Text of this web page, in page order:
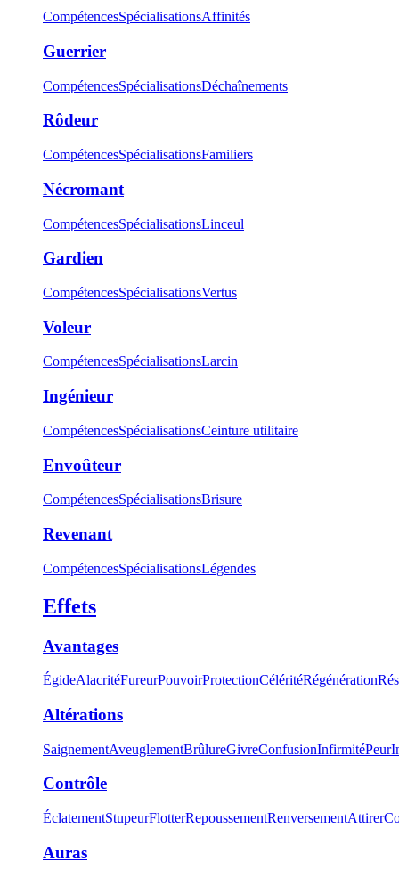
CompétencesSpécialisationsAffinités
Guerrier
CompétencesSpécialisationsDéchaînements
Rôdeur
CompétencesSpécialisationsFamiliers
Nécromant
CompétencesSpécialisationsLinceul
Gardien
CompétencesSpécialisationsVertus
Voleur
CompétencesSpécialisationsLarcin
Ingénieur
CompétencesSpécialisationsCeinture utilitaire
Envoûteur
CompétencesSpécialisationsBrisure
Revenant
CompétencesSpécialisationsLégendes
Effets
Avantages
ÉgideAlacritéFureurPouvoirProtectionCéléritéRégénération
Altérations
SaignementAveuglementBrûlureGivreConfusionInfirmitéPeur
Contrôle
ÉclatementStupeurFlotterRepoussementRenversementAttirer
Auras